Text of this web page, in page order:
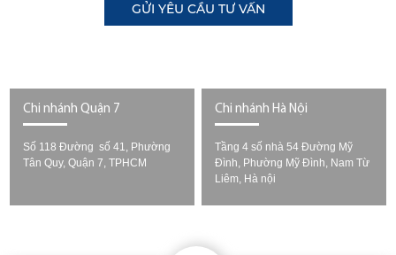
GỬI YÊU CẦU TƯ VẤN
Chi nhánh Quận 7
Số 118 Đường số 41, Phường
Tân Quy, Quận 7, TPHCM
Chi nhánh Hà Nội
Tầng 4 số nhà 54 Đường Mỹ
Đình, Phường Mỹ Đình, Nam Từ
Liêm, Hà nội